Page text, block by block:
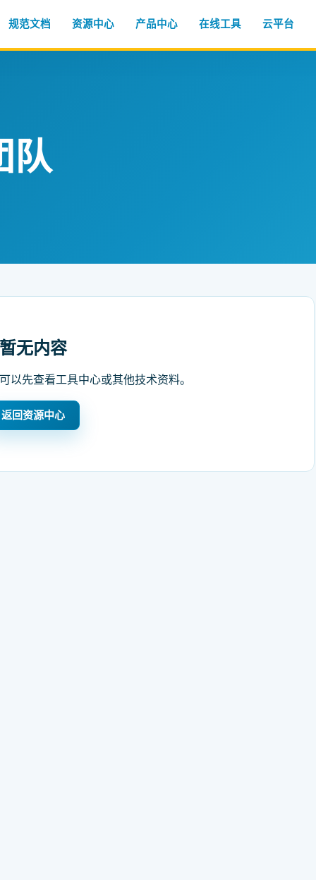
规范文档 资源中心 产品中心 在线工具 云平台
队
暂无内容
以先查看工具中心或其他技术资料。
返回资源中心